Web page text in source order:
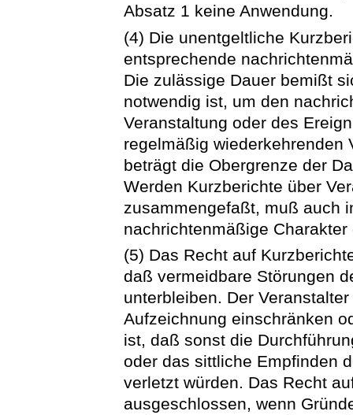
Absatz 1 keine Anwendung.
(4) Die unentgeltliche
entsprechende
Die zulässige Dauer bemißt
notwendig ist, um den
Veranstaltung oder des
regelmäßig wiederkehrenden
beträgt die Obergrenze der
Werden Kurzberichte über
zusammengefaßt, muß auch
nachrichtenmäßige
(5) Das Recht auf
daß vermeidbare Störungen
unterbleiben. Der
Aufzeichnung einschränken
ist, daß sonst die
oder das sittliche Empfinden
verletzt würden. Das Recht
ausgeschlossen, wenn